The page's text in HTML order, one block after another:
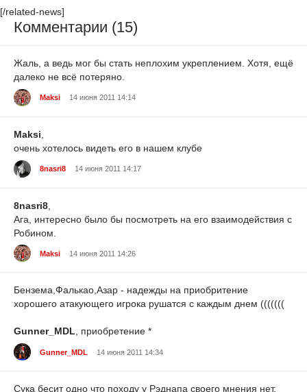
[/related-news]
Комментарии (15)
Жаль, а ведь мог бы стать неплохим укреплением. Хотя, ещё
далеко не всё потеряно.
Maksi 14 июня 2011 14:14
Maksi
очень хотелось видеть его в нашем клубе
8nasri8 14 июня 2011 14:17
8nasri8
Ага, интересно было бы посмотреть на его взаимодействия с
Робином.
Maksi 14 июня 2011 14:26
Бензема,Фалькао,Азар - надежды на приобритение
хорошего атакующего игрока рушатся с каждым днем (((((((
Gunner_MDL, приобретение *
Gunner_MDL 14 июня 2011 14:34
Сука бесит одно что походу у Рэднапа своего мнения нет,